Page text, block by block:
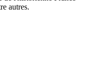
autres.